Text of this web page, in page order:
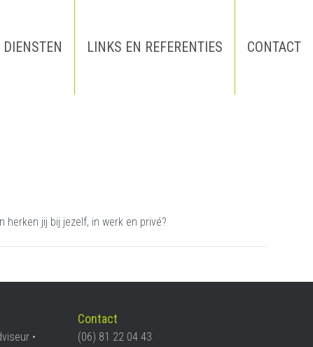
DIENSTEN LINKS EN REFERENTIES CONTACT
jij bij jezelf, in werk en privé?
•
Contact
(06) 81 22 04 43